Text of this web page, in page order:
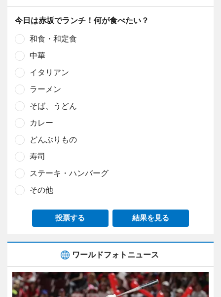
今日は赤坂でランチ！何が食べたい？
和食・和定食
中華
イタリアン
ラーメン
そば、うどん
カレー
どんぶりもの
寿司
ステーキ・ハンバーグ
その他
投票する 結果を見る
ワールドフォトニュース